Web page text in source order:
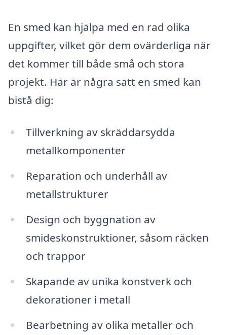
En smed kan hjälpa med en rad olika
uppgifter, vilket gör dem ovärderliga när
det kommer till både små och stora
projekt. Här är några sätt en smed kan
bistå dig:
Tillverkning av skräddarsydda
metallkomponenter
Reparation och underhåll av
metallstrukturer
Design och byggnation av
smideskonstruktioner, såsom räcken
och trappor
Skapande av unika konstverk och
dekorationer i metall
Bearbetning av olika metaller och